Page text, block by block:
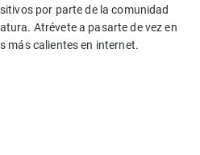
por parte de la comunidad
Atrévete a pasarte de vez en
más calientes en internet.